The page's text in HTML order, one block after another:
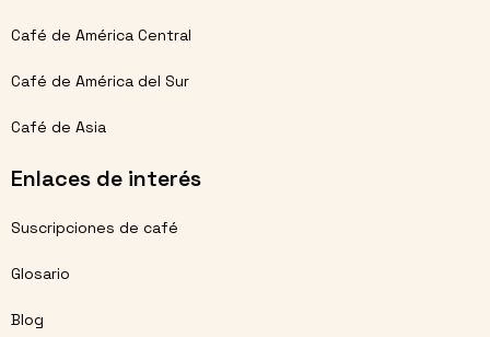
Café de América Central
Café de América del Sur
Café de Asia
Enlaces de interés
Suscripciones de café
Glosario
Blog